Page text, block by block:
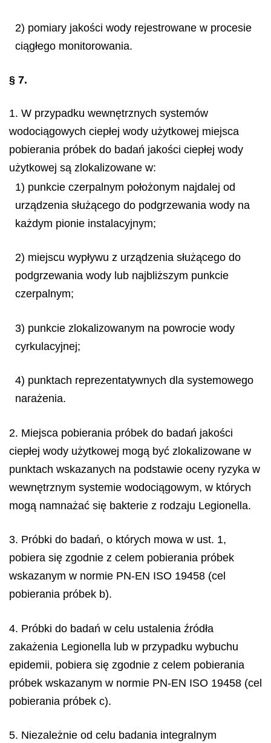
2) pomiary jakości wody rejestrowane w procesie
ciągłego monitorowania.
§ 7.
1. W przypadku wewnętrznych systemów
wodociągowych ciepłej wody użytkowej miejsca
pobierania próbek do badań jakości ciepłej wody
użytkowej są zlokalizowane w:
1) punkcie czerpalnym położonym najdalej od
urządzenia służącego do podgrzewania wody na
każdym pionie instalacyjnym;
2) miejscu wypływu z urządzenia służącego do
podgrzewania wody lub najbliższym punkcie
czerpalnym;
3) punkcie zlokalizowanym na powrocie wody
cyrkulacyjnej;
4) punktach reprezentatywnych dla systemowego
narażenia.
2. Miejsca pobierania próbek do badań jakości
ciepłej wody użytkowej mogą być zlokalizowane w
punktach wskazanych na podstawie oceny ryzyka w
wewnętrznym systemie wodociągowym, w których
mogą namnażać się bakterie z rodzaju Legionella.
3. Próbki do badań, o których mowa w ust. 1,
pobiera się zgodnie z celem pobierania próbek
wskazanym w normie PN-EN ISO 19458 (cel
pobierania próbek b).
4. Próbki do badań w celu ustalenia źródła
zakażenia Legionella lub w przypadku wybuchu
epidemii, pobiera się zgodnie z celem pobierania
próbek wskazanym w normie PN-EN ISO 19458 (cel
pobierania próbek c).
5. Niezależnie od celu badania integralnym